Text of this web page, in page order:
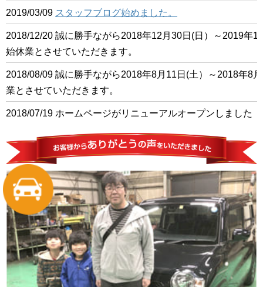
2019/03/09 スタッフブログ始めました。
2018/12/20 誠に勝手ながら2018年12月30日(日）～2019年1
始休業とさせていただきます。
2018/08/09 誠に勝手ながら2018年8月11日(土）～2018年8
業とさせていただきます。
2018/07/19 ホームページがリニューアルオープンしました